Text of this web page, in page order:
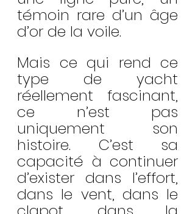
témoin rare d’un âge
d’or de la voile.
Mais ce qui rend ce
type de yacht
réellement fascinant,
ce n’est pas
uniquement son
histoire. C’est sa
capacité à continuer
d’exister dans l’effort,
dans le vent, dans le